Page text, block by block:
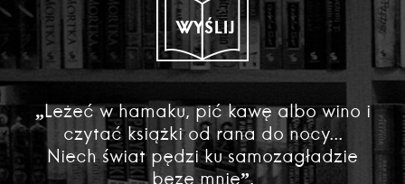
WYŚLIJ
„Leżeć w hamaku, pić kawę albo wino i
czytać książki od rana do nocy...
Niech świat pędzi ku samozagładzie
beze mnie”.